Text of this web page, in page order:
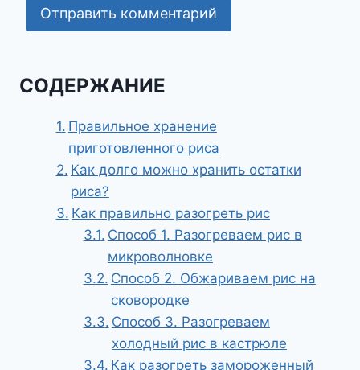
СОДЕРЖАНИЕ
Правильное хранение
приготовленного риса
Как долго можно хранить остатки
риса?
Как правильно разогреть рис
Способ 1. Разогреваем рис в
микроволновке
Способ 2. Обжариваем рис на
сковородке
Способ 3. Разогреваем
холодный рис в кастрюле
Как разогреть замороженный